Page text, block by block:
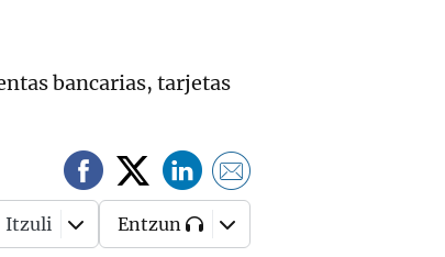
bancarias, tarjetas
Itzuli Entzun